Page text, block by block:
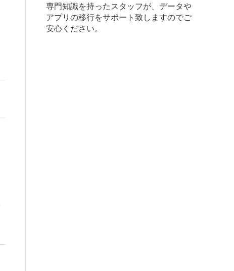
専門知識を持ったスタッフが、データや
アプリの移行をサポート致しますのでご
安心ください。